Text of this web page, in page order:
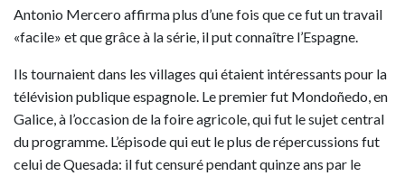
Antonio Mercero affirma plus d’une fois que ce fut un travail
«facile» et que grâce à la série, il put connaître l’Espagne.
Ils tournaient dans les villages qui étaient intéressants pour la
télévision publique espagnole. Le premier fut Mondoñedo, en
Galice, à l’occasion de la foire agricole, qui fut le sujet central
du programme. L’épisode qui eut le plus de répercussions fut
celui de Quesada: il fut censuré pendant quinze ans par le